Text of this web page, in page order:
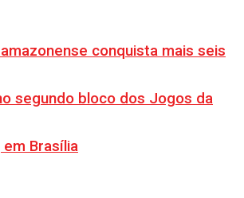
conquista mais seis
segundo bloco dos Jogos da
Brasília